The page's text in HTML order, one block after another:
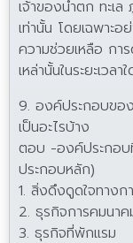
เจ้าของน้ำตก ทะเล
เท่านั้น โดยเฉพาะ
ความช่วยเหลือ กา
เหล่านั้นในระยะเวล
9. องค์ประกอบขอ
เป็นอะไรบ้าง
ตอบ -องค์ประกอบ
ประกอบหลัก)
1. สิ่งดึงดูดใจทางก
2. ธุรกิจการคมนา
3. ธุรกิจที่พักแรม